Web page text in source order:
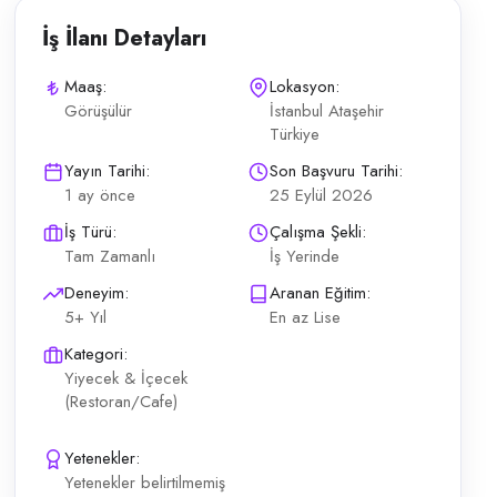
Servis Elemanı arıyoruz. İş Tanımı ve Nitelikler
İş İlanı Detayları
Maaş:
Görüşülür
Lokasyon:
İstanbul Ataşehir
Türkiye
Yayın Tarihi:
1 ay önce
Son Başvuru Tarihi:
25 Eylül 2026
İş Türü:
Tam Zamanlı
Çalışma Şekli:
İş Yerinde
Deneyim:
5+ Yıl
Aranan Eğitim:
En az Lise
Kategori:
Yiyecek & İçecek
(Restoran/Cafe)
Yetenekler:
Yetenekler belirtilmemiş